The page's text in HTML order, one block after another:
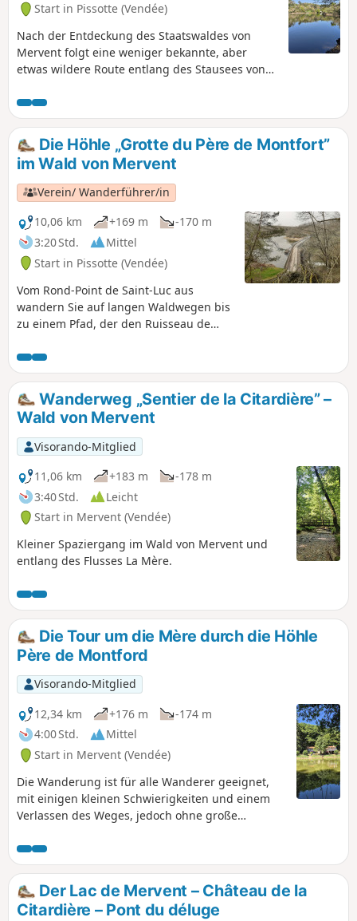
Start in Pissotte (Vendée)
Nach der Entdeckung des Staatswaldes von
Mervent folgt eine weniger bekannte, aber
etwas wildere Route entlang des Stausees von
an den Ufern der Vendée, vorbei an der
Fontaine à l'Ermite, der Balingue und der Stätte
Sauvaget. Ein ganzes Programm.
Die Höhle „Grotte du Père de Montfort”
im Wald von Mervent
Verein/ Wanderführer/in
10,06 km
+169 m
-170 m
3:20 Std.
Mittel
Start in Pissotte (Vendée)
Vom Rond-Point de Saint-Luc aus
wandern Sie auf langen Waldwegen bis
zu einem Pfad, der den Ruisseau de
Barrage de Pierre Brune führt.
Anschließend steigen Sie über
Steinstufen zur Grotte du Père de
Montfort hinauf und beenden den
Aufstieg über eine Holztreppe.
Anschließend wandern Sie entlang der
Mère bis zur Pont de Diet und gelangen
zum FernwanderwegGR® de Pays de
Mélusine, der Sie zurück zu Ihrem
Ausgangspunkt führt.
Wanderweg „Sentier de la Citardière” –
Wald von Mervent
Visorando-Mitglied
11,06 km
+183 m
-178 m
3:40 Std.
Leicht
Start in Mervent (Vendée)
Kleiner Spaziergang im Wald von Mervent und
entlang des Flusses La Mère.
Die Tour um die Mère durch die Höhle
Père de Montford
Visorando-Mitglied
12,34 km
+176 m
-174 m
4:00 Std.
Mittel
Start in Mervent (Vendée)
Die Wanderung ist für alle Wanderer geeignet,
mit einigen kleinen Schwierigkeiten und einem
Verlassen des Weges, jedoch ohne große
Fluss La Mêre überragt. Von den Überresten der
Burgfestungsanlagen aus hat man einen
herrlichen Blick auf die Windungen des Flusses
und den umliegenden Wald.
Der Lac de Mervent – Château de la
Citardière – Pont du déluge